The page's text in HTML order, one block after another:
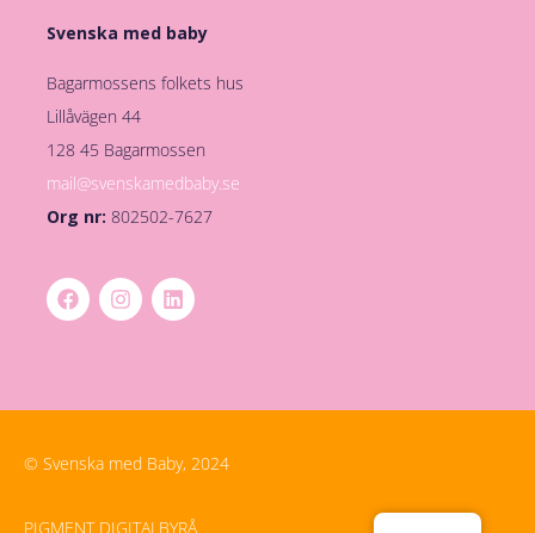
Svenska med baby
Bagarmossens folkets hus
Lillåvägen 44
128 45 Bagarmossen
mail@svenskamedbaby.se
Org nr: 802502-7627
© Svenska med Baby, 2024
PIGMENT DIGITALBYRÅ